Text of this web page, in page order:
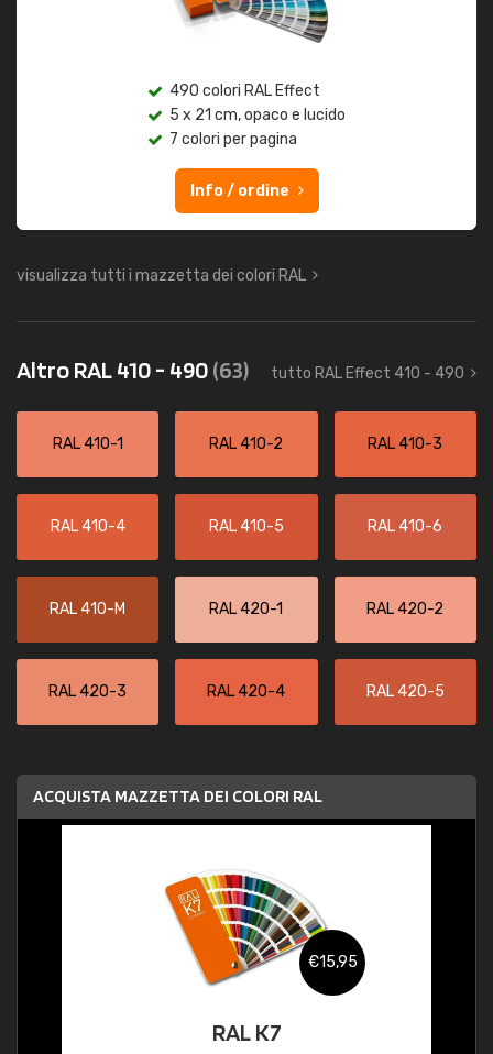
490 colori RAL Effect
5 x 21 cm, opaco e lucido
7 colori per pagina
Info / ordine
visualizza tutti i mazzetta dei colori RAL
Altro RAL 410 - 490(63) tutto RAL Effect 410 - 490
RAL 410-1 RAL 410-2 RAL 410-3
RAL 410-4 RAL 410-5 RAL 410-6
RAL 410-M RAL 420-1 RAL 420-2
RAL 420-3 RAL 420-4 RAL 420-5
ACQUISTA MAZZETTA DEI COLORI RAL
€15,95
RAL K7